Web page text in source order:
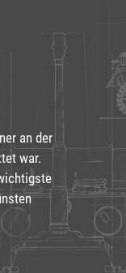
an der
war.